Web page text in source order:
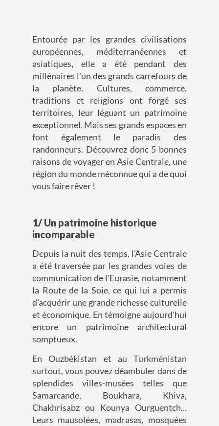
Entourée par les grandes civilisations
européennes, méditerranéennes et
asiatiques, elle a été pendant des
millénaires l'un des grands carrefours de
la planète. Cultures, commerce,
traditions et religions ont forgé ses
territoires, leur léguant un patrimoine
exceptionnel. Mais ses grands espaces en
font également le paradis des
randonneurs. Découvrez donc 5 bonnes
raisons de voyager en Asie Centrale, une
région du monde méconnue qui a de quoi
vous faire rêver !
1/ Un patrimoine historique
incomparable
Depuis la nuit des temps, l'Asie Centrale
a été traversée par les grandes voies de
communication de l'Eurasie, notamment
la Route de la Soie, ce qui lui a permis
d'acquérir une grande richesse culturelle
et économique. En témoigne aujourd'hui
encore un patrimoine architectural
somptueux.
En Ouzbékistan et au Turkménistan
surtout, vous pouvez déambuler dans de
splendides villes-musées telles que
Samarcande, Boukhara, Khiva,
Chakhrisabz ou Kounya Ourguentch...
Leurs mausolées, madrasas, mosquées